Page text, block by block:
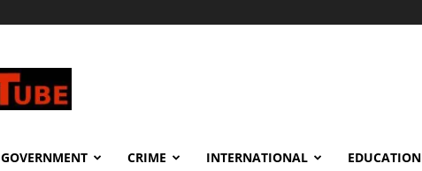
GOVERNMENT CRIME INTERNATIONAL EDUCATION